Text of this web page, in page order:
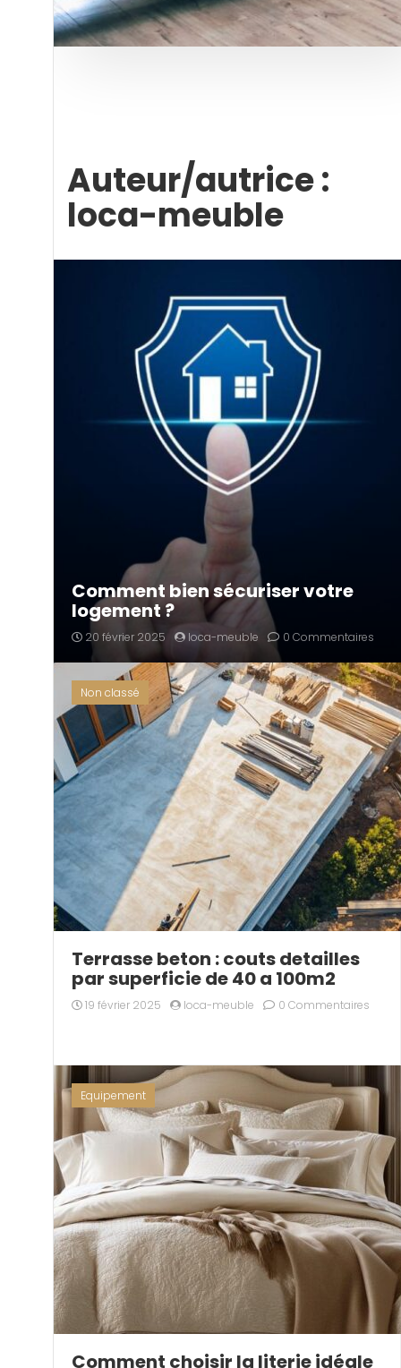
Auteur/autrice :
loca-meuble
Comment bien sécuriser votre
logement ?
20 février 2025 loca-meuble 0 Commentaires
Non classé
Terrasse beton : couts detailles
par superficie de 40 a 100m2
19 février 2025 loca-meuble 0 Commentaires
Equipement
Comment choisir la literie idéale